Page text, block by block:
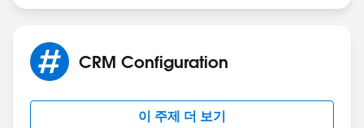
CRM Configuration
이 주제 더 보기